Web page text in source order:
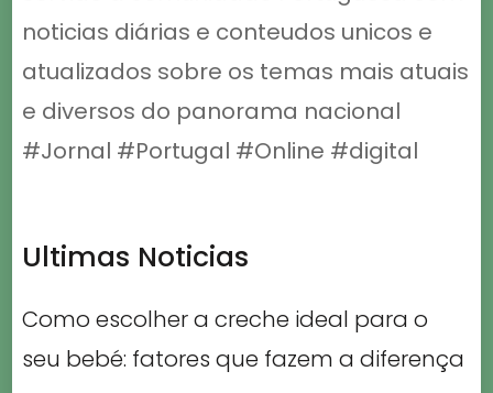
noticias diárias e conteudos unicos e
atualizados sobre os temas mais atuais
e diversos do panorama nacional
#Jornal #Portugal #Online #digital
Ultimas Noticias
Como escolher a creche ideal para o
seu bebé: fatores que fazem a diferença